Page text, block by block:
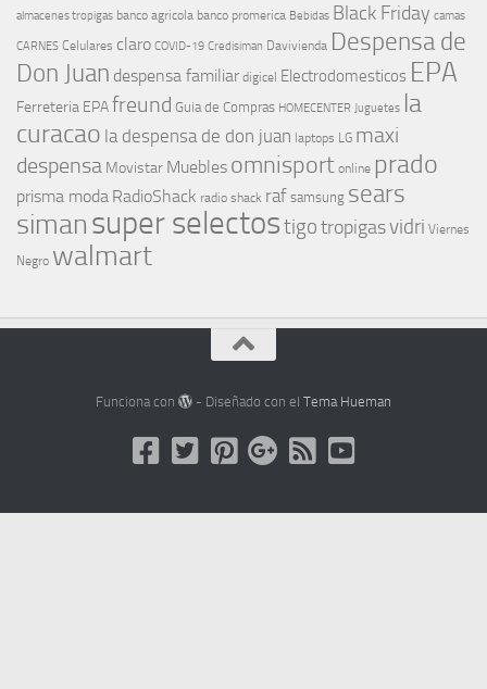
almacenes tropigas banco agricola banco promerica Bebidas Black Friday camas
CARNES Celulares claro COVID-19 Credisiman Davivienda Despensa de
Don Juan despensa familiar digicel Electrodomesticos EPA
Ferreteria EPAfreund Guia de Compras HOMECENTER Juguetes la
curacao la despensa de don juan laptops LG maxi
despensa Movistar Muebles omnisport online prado
prisma moda RadioShack radio shack raf samsung sears
simansuper selectostigotropigasvidri Viernes
Negro walmart
Funciona con - Diseñado con elTema Hueman